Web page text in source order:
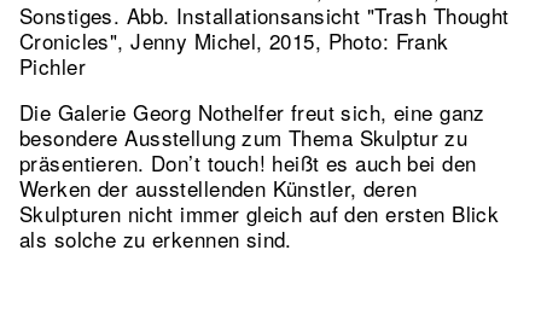
Sonstiges. Abb. Installationsansicht "Trash Thought
Cronicles", Jenny Michel, 2015, Photo: Frank
Pichler
Die Galerie Georg Nothelfer freut sich, eine ganz
besondere Ausstellung zum Thema Skulptur zu
präsentieren. Don’t touch! heißt es auch bei den
Werken der ausstellenden Künstler, deren
Skulpturen nicht immer gleich auf den ersten Blick
als solche zu erkennen sind.